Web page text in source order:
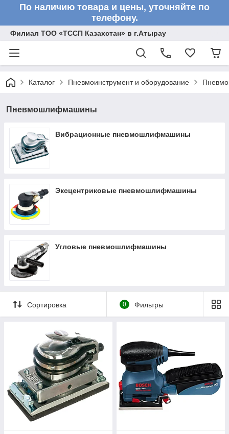
По наличию товара и цены, уточняйте по
телефону.
Филиал ТОО «ТССП Казахстан» в г.Атырау
Каталог Пневмоинструмент и оборудование
Пневмошлифмашины
Вибрационные пневмошлифмашины
Эксцентриковые пневмошлифмашины
Угловые пневмошлифмашины
Сортировка 0 Фильтры